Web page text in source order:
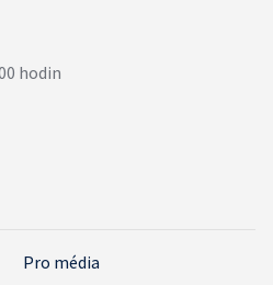
Pro média